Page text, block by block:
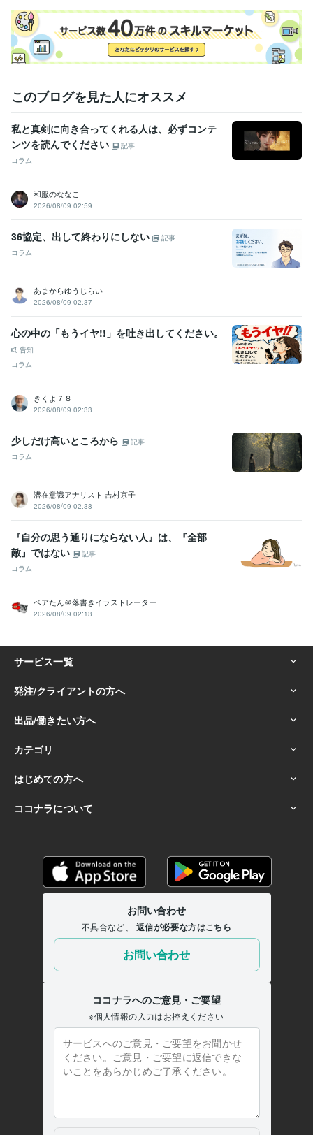
このブログを見た人にオススメ
私と真剣に向き合ってくれる人は、必ずコンテ
ンツを読んでください
記事
コラム
和服のななこ
2026/08/09 02:59
36協定、出して終わりにしない
記事
コラム
あまからゆうじらい
2026/08/09 02:37
心の中の「もうイヤ!!」を吐き出してください。
告知
コラム
きくよ７８
2026/08/09 02:33
少しだけ高いところから
記事
コラム
潜在意識アナリスト 吉村京子
2026/08/09 02:38
『自分の思う通りにならない人』は、『全部
敵』ではない
記事
コラム
ベアたん＠落書きイラストレーター
2026/08/09 02:13